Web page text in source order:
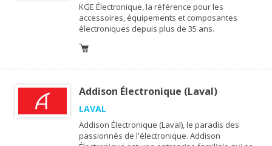
KGE Électronique, la référence pour les
accessoires, équipements et composantes
électroniques depuis plus de 35 ans.
Addison Électronique (Laval)
LAVAL
Addison Électronique (Laval), le paradis des
passionnés de l'électronique. Addison